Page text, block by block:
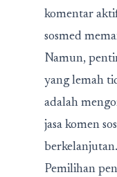
komentar
sosmed
Namun,
yang lemah
adalah
jasa komen
berkelanjutan.
Pemilihan